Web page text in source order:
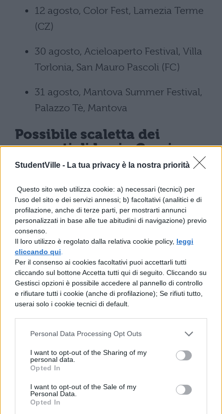
StudentVille - La tua privacy è la nostra priorità
Questo sito web utilizza cookie: a) necessari (tecnici) per
l'uso del sito e dei servizi annessi; b) facoltativi (analitici e di
profilazione, anche di terze parti, per mostrarti annunci
personalizzati in base alle tue abitudini di navigazione) previo
consenso.
Il loro utilizzo è regolato dalla relativa cookie policy, leggi
cliccando qui
Per il consenso ai cookies facoltativi puoi accettarli tutti
cliccando sul bottone Accetta tutti qui di seguito. Cliccando su
Gestisci opzioni è possibile accedere al pannello di controllo
e rifiutare tutti i cookie (anche di profilazione); Se rifiuti tutto,
userai solo i cookie tecnici di default.
Personal Data Processing Opt Outs
I want to opt-out of the Sharing of my
personal data.
Opted In
I want to opt-out of the Sale of my
Personal Data.
Opted In
12 agosto, Color Fest, Lamezia Terme
(CZ)
30 agosto, Acieloaperto Festival, Villa
Torlonia, San Mauro Pascoli (FC)
31 agosto, Mantova Summer Festival,
Palazzo Tè, Mantova
Possibile scaletta dei
concerti di Lucio Corsi
Corsi al Rock in Roma e al Milano Summer
Festival 2025 non è stata ancora rivelata.
Tuttavia, considerando il successo del suo
ultimo albumVolevo essere un duroe le
sue esibizioni recenti, è probabile che
l’artista presenti una selezione dei suoi
brani più amati, inclusi alcuni classici e
inediti.
che potrebbero essere eseguite durante i
concerti (scaletta del tour 2023
, a cui
aggiungere sicuramente “Volevo essere un
duro”):